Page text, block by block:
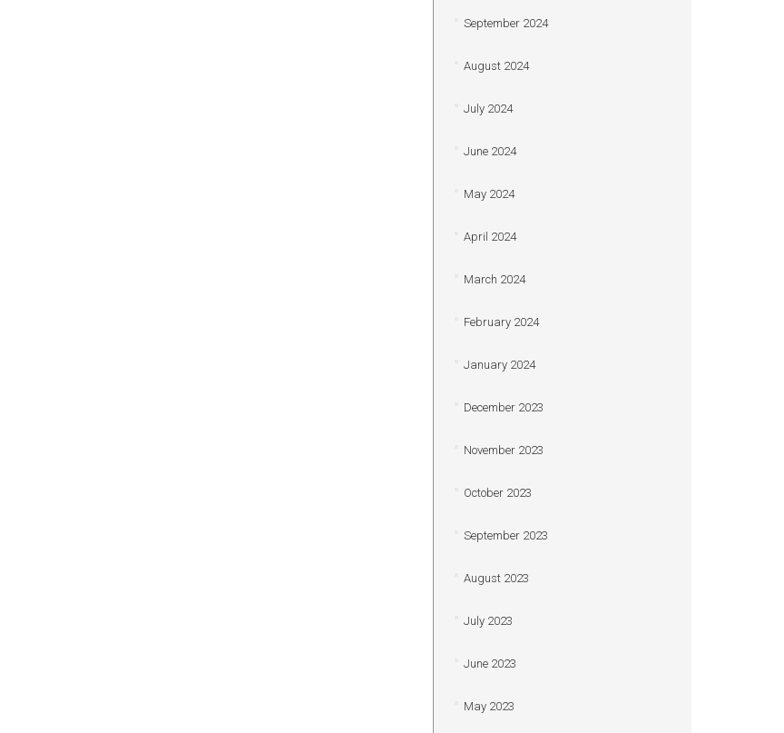
September 2024
August 2024
July 2024
June 2024
May 2024
April 2024
March 2024
February 2024
January 2024
December 2023
November 2023
October 2023
September 2023
August 2023
July 2023
June 2023
May 2023